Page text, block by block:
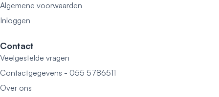
Algemene voorwaarden
Inloggen
Contact
Veelgestelde vragen
Contactgegevens - 055 5786511
Over ons